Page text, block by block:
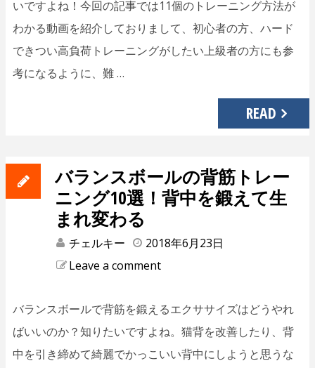
いですよね！今回の記事では11個のトレーニング方法が
わかる動画を紹介しておりまして、初心者の方、ハード
できつい高負荷トレーニングがしたい上級者の方にも参
考になるように、難 …
READ
バランスボールの背筋トレー
ニング10選！背中を鍛えて生
まれ変わる
チェルキー
2018年6月23日
Leave a comment
バランスボールで背筋を鍛えるエクササイズはどうやれ
ばいいのか？知りたいですよね。猫背を改善したり、背
中を引き締めて綺麗でかっこいい背中にしようと思うな